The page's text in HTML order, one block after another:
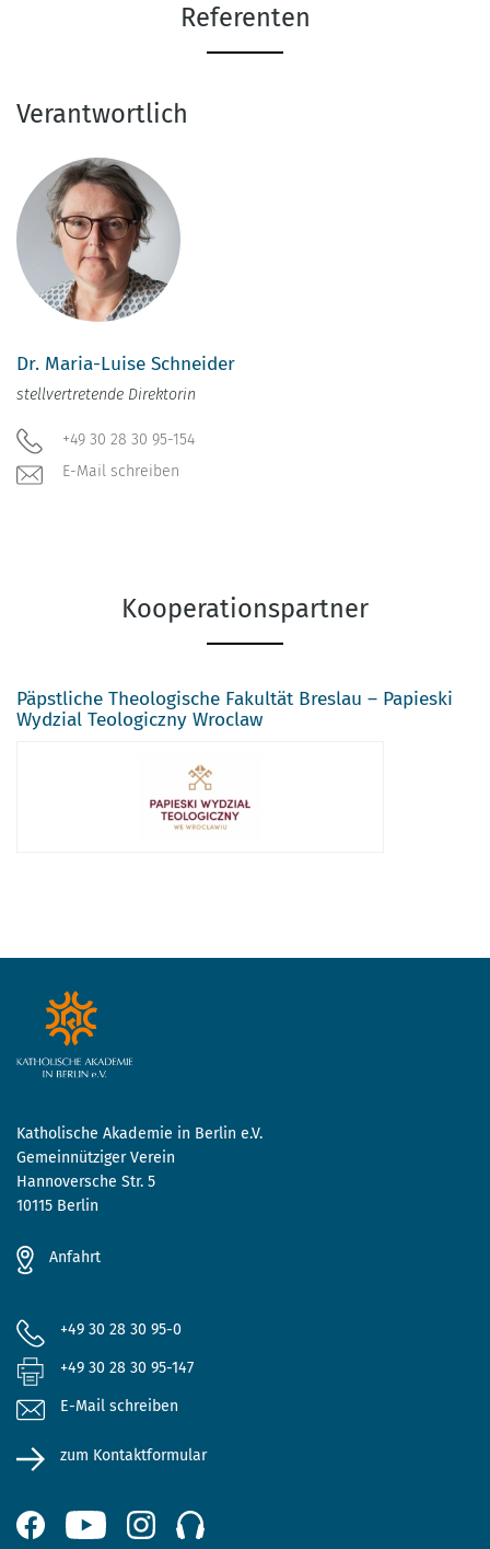
Referenten
Verantwortlich
Dr. Maria-Luise Schneider
stellvertretende Direktorin
+49 30 28 30 95-154
E-Mail schreiben
Kooperationspartner
Päpstliche Theologische Fakultät Breslau – Papieski
Wydzial Teologiczny Wroclaw
Katholische Akademie in Berlin e.V.
Gemeinnütziger Verein
Hannoversche Str. 5
10115 Berlin
Anfahrt
+49 30 28 30 95-0
+49 30 28 30 95-147
E-Mail schreiben
zum Kontaktformular